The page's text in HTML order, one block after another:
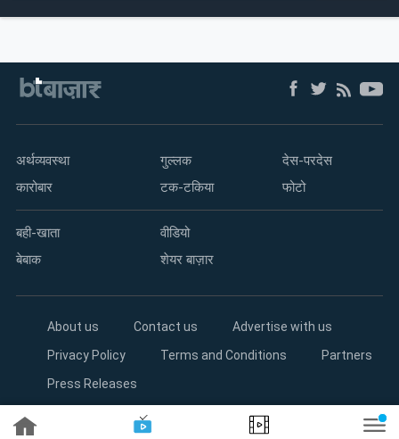
वीडियो
फंड
अर्थव्यवस्था
कारोबार
गुल्लक
टक-टकिया
देस-परदेस
फोटो
बही-खाता
बेबाक
वीडियो
शेयर बाज़ार
About us Contact us
Advertise with us
Privacy Policy
Terms and Conditions
Partners
Press Releases
Copyright©2026 Living Media India Limited. For reprint rights: